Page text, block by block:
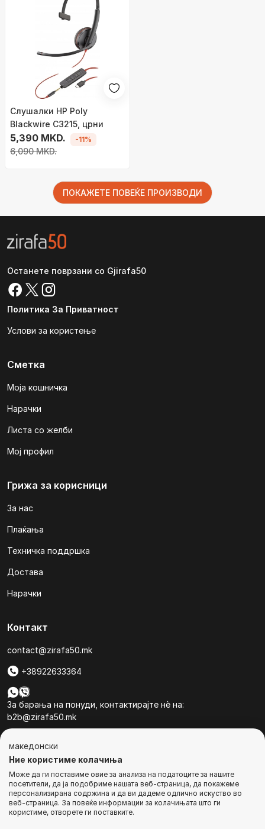
Слушалки HP Poly
Blackwire C3215, црни
5,390 MKD.
6,090 MKD.
-11%
ПОКАЖЕТЕ ПОВЕЌЕ ПРОИЗВОДИ
Останете поврзани со Gjirafa50
Политика За Приватност
Услови за користење
Сметка
Моја кошничка
Нарачки
Листа со желби
Мој профил
Грижа за корисници
За нас
Плаќања
Техничка поддршка
Достава
Нарачки
Контакт
contact@zirafa50.mk
+38922633364
За барања на понуди, контактирајте нѐ на:
b2b@zirafa50.mk
© Сите права се задржани
македонски
Ние користиме колачиња
Може да ги поставиме овие за анализа на податоците за нашите
посетители, да ја подобриме нашата веб-страница, да покажеме
персонализирана содржина и да ви дадеме одлично искуство во
веб-страница. За повеќе информации за колачињата што ги
користиме, отворете ги поставките.